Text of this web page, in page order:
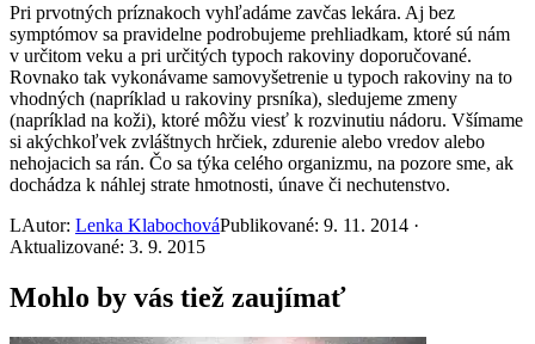
Pri prvotných príznakoch vyhľadáme zavčas lekára. Aj bez
symptómov sa pravidelne podrobujeme prehliadkam, ktoré sú nám
v určitom veku a pri určitých typoch rakoviny doporučované.
Rovnako tak vykonávame samovyšetrenie u typoch rakoviny na to
vhodných (napríklad u rakoviny prsníka), sledujeme zmeny
(napríklad na koži), ktoré môžu viesť k rozvinutiu nádoru. Všímame
si akýchkoľvek zvláštnych hrčiek, zdurenie alebo vredov alebo
nehojacich sa rán. Čo sa týka celého organizmu, na pozore sme, ak
dochádza k náhlej strate hmotnosti, únave či nechutenstvo.
LAutor: Lenka KlabochováPublikované: 9. 11. 2014 ·
Aktualizované: 3. 9. 2015
Mohlo by vás tiež zaujímať